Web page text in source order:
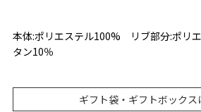
本体:ポリエステル100% リブ部分:ポリ
タン10％
ギフト袋・ギフトボックス